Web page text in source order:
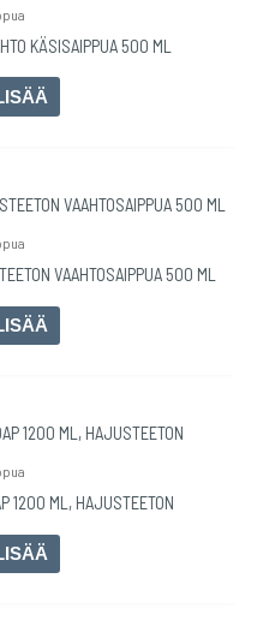
KÄSISAIPPUA 500 ML
VAAHTOSAIPPUA 500 ML
1200 ML, HAJUSTEETON